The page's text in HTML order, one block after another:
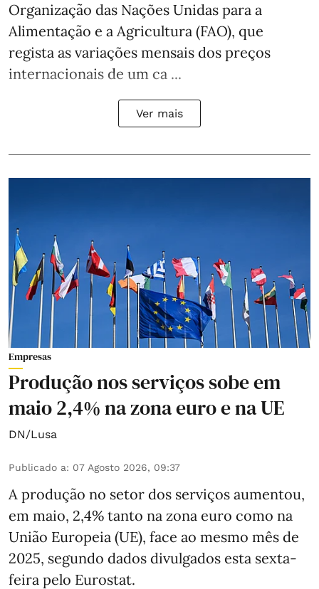
Organização das Nações Unidas para a
Alimentação e a Agricultura (FAO), que
regista as variações mensais dos preços
internacionais de um ca ...
Ver mais
Empresas
Produção nos serviços sobe em
maio 2,4% na zona euro e na UE
DN/Lusa
Publicado a: 07 Agosto 2026, 09:37
A produção no setor dos serviços aumentou,
em maio, 2,4% tanto na zona euro como na
União Europeia (UE), face ao mesmo mês de
2025, segundo dados divulgados esta sexta-
feira pelo Eurostat.